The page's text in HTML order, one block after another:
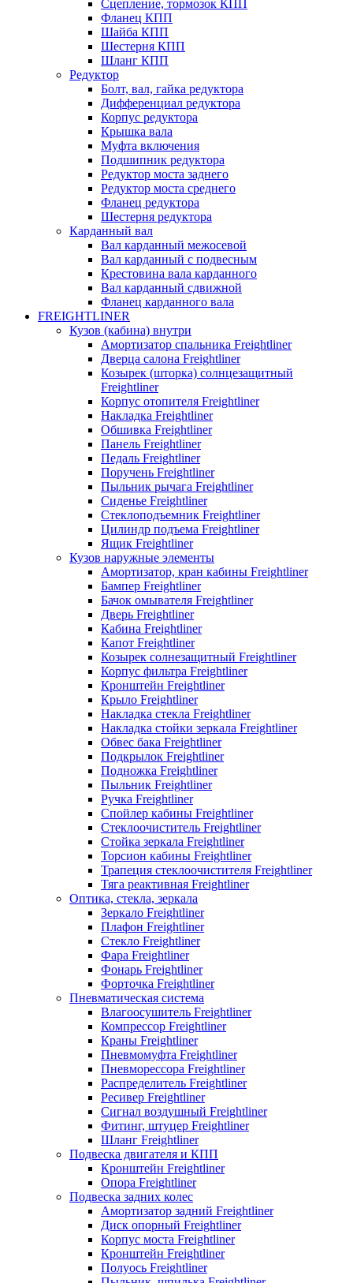
Сцепление, тормозок КПП
Фланец КПП
Шайба КПП
Шестерня КПП
Шланг КПП
Редуктор
Болт, вал, гайка редуктора
Дифференциал редуктора
Корпус редуктора
Крышка вала
Муфта включения
Подшипник редуктора
Редуктор моста заднего
Редуктор моста среднего
Фланец редуктора
Шестерня редуктора
Карданный вал
Вал карданный межосевой
Вал карданный с подвесным
Крестовина вала карданного
Вал карданный сдвижной
Фланец карданного вала
FREIGHTLINER
Кузов (кабина) внутри
Амортизатор спальника Freightliner
Дверца салона Freightliner
Козырек (шторка) солнцезащитный
Freightliner
Корпус отопителя Freightliner
Накладка Freightliner
Обшивка Freightliner
Панель Freightliner
Педаль Freightliner
Поручень Freightliner
Пыльник рычага Freightliner
Сиденье Freightliner
Стеклоподъемник Freightliner
Цилиндр подъема Freightliner
Ящик Freightliner
Кузов наружные элементы
Амортизатор, кран кабины Freightliner
Бампер Freightliner
Бачок омывателя Freightliner
Дверь Freightliner
Кабина Freightliner
Капот Freightliner
Козырек солнезащитный Freightliner
Корпус фильтра Freightliner
Кронштейн Freightliner
Крыло Freightliner
Накладка стекла Freightliner
Накладка стойки зеркала Freightliner
Обвес бака Freightliner
Подкрылок Freightliner
Подножка Freightliner
Пыльник Freightliner
Ручка Freightliner
Спойлер кабины Freightliner
Стеклоочиститель Freightliner
Стойка зеркала Freightliner
Торсион кабины Freightliner
Трапеция стеклоочистителя Freightliner
Тяга реактивная Freightliner
Оптика, стекла, зеркала
Зеркало Freightliner
Плафон Freightliner
Стекло Freightliner
Фара Freightliner
Фонарь Freightliner
Форточка Freightliner
Пневматическая система
Влагоосушитель Freightliner
Компрессор Freightliner
Краны Freightliner
Пневмомуфта Freightliner
Пневморессора Freightliner
Распределитель Freightliner
Ресивер Freightliner
Сигнал воздушный Freightliner
Фитинг, штуцер Freightliner
Шланг Freightliner
Подвеска двигателя и КПП
Кронштейн Freightliner
Опора Freightliner
Подвеска задних колес
Амортизатор задний Freightliner
Диск опорный Freightliner
Корпус моста Freightliner
Кронштейн Freightliner
Полуось Freightliner